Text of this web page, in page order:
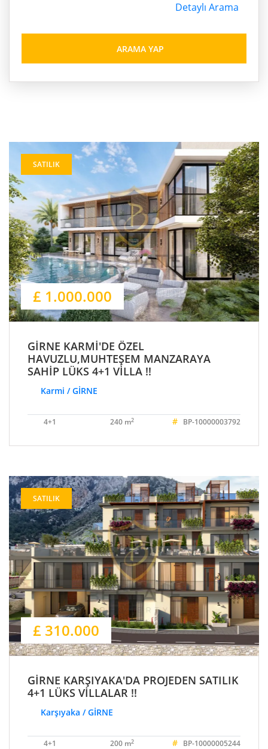
Detaylı Arama
ARAMA YAP
SATILIK
£ 1.000.000
GİRNE KARMİ'DE ÖZEL
HAVUZLU,MUHTEŞEM MANZARAYA
SAHİP LÜKS 4+1 VİLLA !!
Karmi / GİRNE
4+1 240 m2 # BP-10000003792
SATILIK
£ 310.000
GİRNE KARŞIYAKA'DA PROJEDEN SATILIK
4+1 LÜKS VİLLALAR !!
Karşıyaka / GİRNE
4+1 200 m2 # BP-10000005244